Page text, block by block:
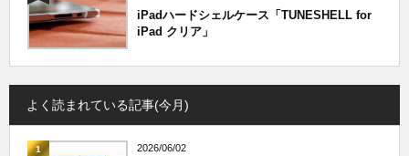
iPadハードシェルケース「TUNESHELL for
iPad クリア」
よく読まれている記事(今月)
1 2026/06/02